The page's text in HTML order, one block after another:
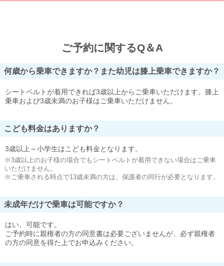
ご予約に関するQ＆A
何歳から乗車できますか？また幼児は膝上乗車できますか？
シートベルトが着用できれば3歳以上からご乗車いただけます。膝上
乗車および3歳未満のお子様はご乗車いただけません。
こども料金はありますか？
3歳以上～小学生はこども料金となります。
※3歳以上のお子様の場合でもシートベルトが着用できない場合はご乗車
いただけません。
※ご乗車される時点で13歳未満の方は、保護者の同行が必要となります。
未成年だけで乗車は可能ですか？
はい、可能です。
ご予約時に親権者の方の同意書は必要ございませんが、必ず親権者
の方の同意を得た上でお申込みください。